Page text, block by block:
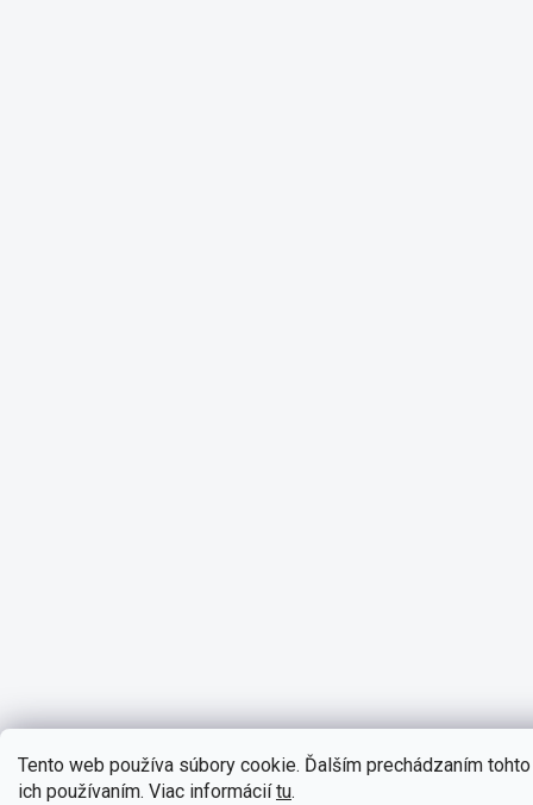
Tento web používa súbory cookie. Ďalším prechádzaním
ich používaním. Viac informáciítu.